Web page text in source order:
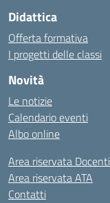
Didattica
Offerta formativa
I progetti delle classi
Novità
Le notizie
Calendario eventi
Albo online
Area riservata Docenti
Area riservata ATA
Contatti